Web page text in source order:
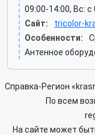
09:00-14:00, Вс: c
Сайт:
tricolor-
Особенности:
Антенное
Справка-Регион
По всем
На сайте может